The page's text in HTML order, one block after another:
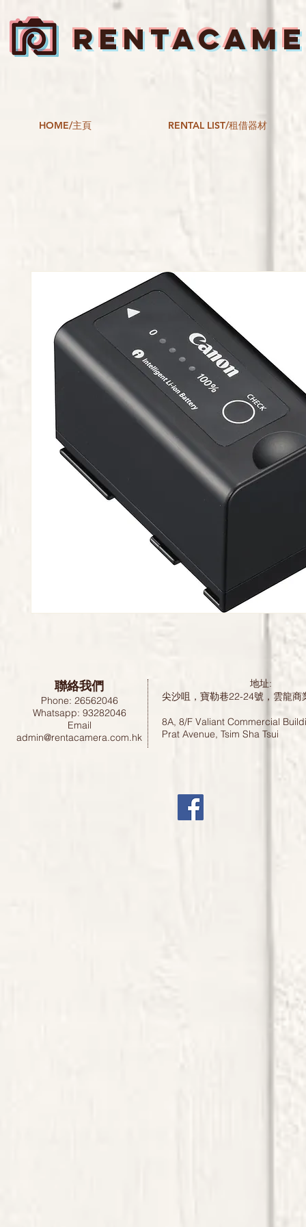
HOME/主頁 RENTAL LIST/租借器材
聯絡我們
Phone: 26562046
Whatsapp: 93282046
Email
admin@rentacamera.com.hk
地址:
尖沙咀，寶勒巷22-24號，雲龍
8A, 8/F Valiant Commercial
Prat Avenue, Tsim Sha Tsui